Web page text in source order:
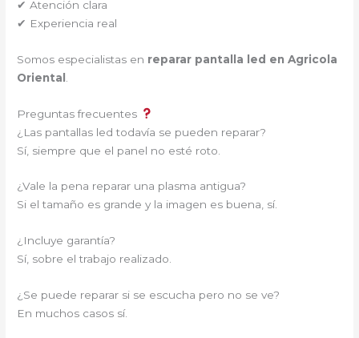
✔ Atención clara
✔ Experiencia real
Somos especialistas en reparar pantalla led en Agricola
Oriental
Preguntas frecuentes
¿Las pantallas led todavía se pueden reparar?
Sí, siempre que el panel no esté roto.
¿Vale la pena reparar una plasma antigua?
Si el tamaño es grande y la imagen es buena, sí.
¿Incluye garantía?
Sí, sobre el trabajo realizado.
¿Se puede reparar si se escucha pero no se ve?
En muchos casos sí.